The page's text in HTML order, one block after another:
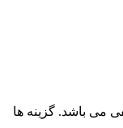
می باشد. گزینه ها